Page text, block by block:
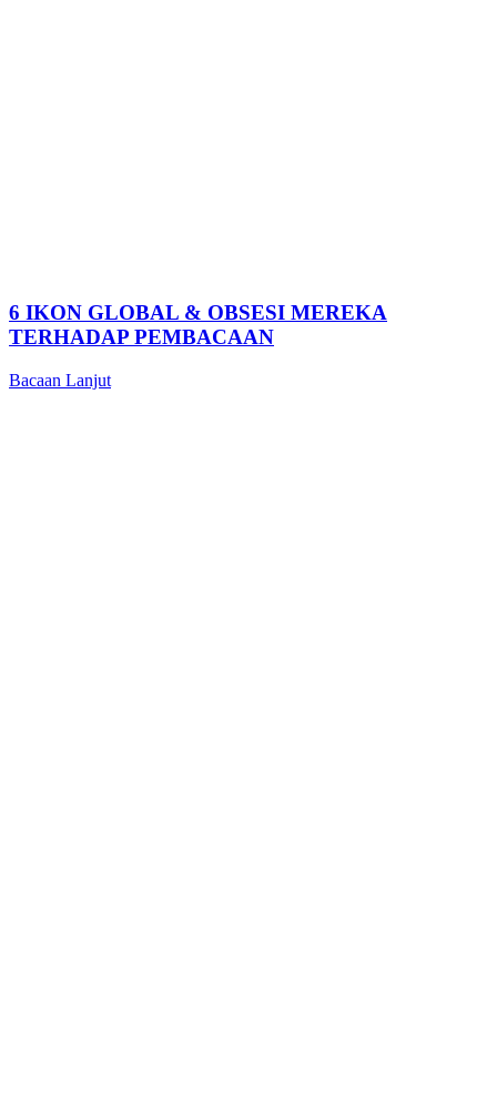
6 IKON GLOBAL & OBSESI MEREKA
TERHADAP PEMBACAAN
Bacaan Lanjut